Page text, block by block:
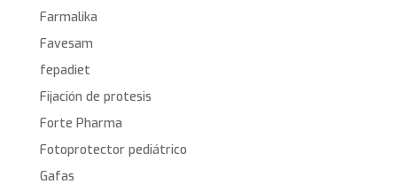
Farmalika
Favesam
fepadiet
Fijación de protesis
Forte Pharma
Fotoprotector pediátrico
Gafas